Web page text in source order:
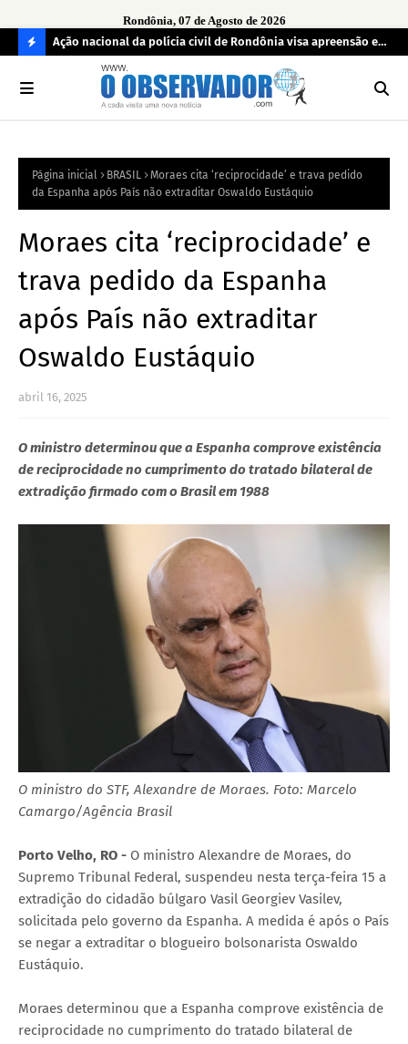
Rondônia, 07 de Agosto de 2026
O
R
ao
Ação nacional da polícia civil de Rondônia visa apreensão e
devolução de celulares roubados
Página inicial BRASIL
Moraes cita ‘reciprocidade’ e trava pedido
da Espanha após País não extraditar Oswaldo Eustáquio
Moraes cita ‘reciprocidade’ e
trava pedido da Espanha
após País não extraditar
Oswaldo Eustáquio
abril 16, 2025
O ministro determinou que a Espanha comprove existência
de reciprocidade no cumprimento do tratado bilateral de
extradição firmado com o Brasil em 1988
O ministro do STF, Alexandre de Moraes. Foto: Marcelo
Camargo/Agência Brasil
Porto Velho, RO - O ministro Alexandre de Moraes, do
Supremo Tribunal Federal, suspendeu nesta terça-feira 15 a
extradição do cidadão búlgaro Vasil Georgiev Vasilev,
solicitada pelo governo da Espanha. A medida é após o País
se negar a extraditar o blogueiro bolsonarista Oswaldo
Eustáquio.
Moraes determinou que a Espanha comprove existência de
reciprocidade no cumprimento do tratado bilateral de